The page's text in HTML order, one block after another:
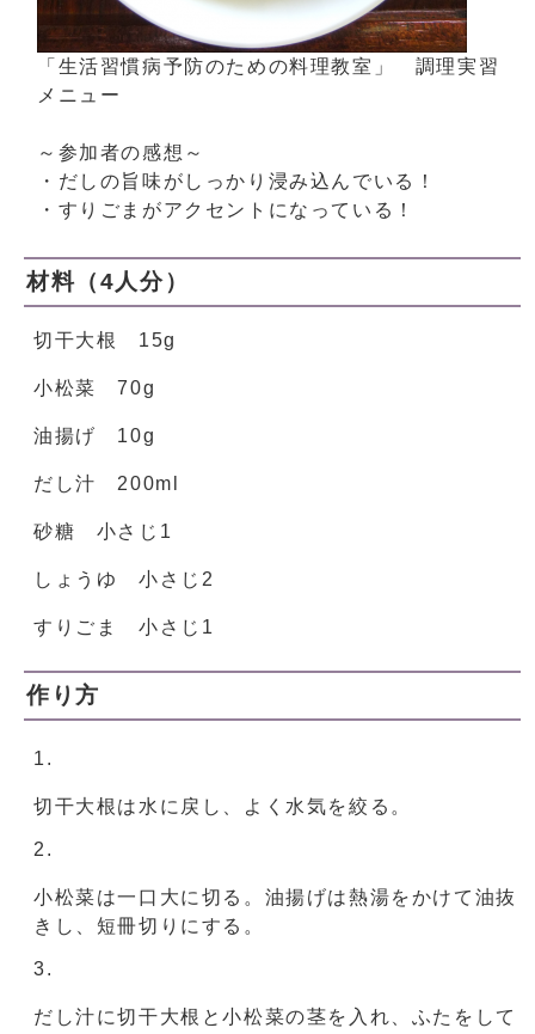
「生活習慣病予防のための料理教室」 調理実習
メニュー
～参加者の感想～
・だしの旨味がしっかり浸み込んでいる！
・すりごまがアクセントになっている！
材料（4人分）
切干大根 15g
小松菜 70g
油揚げ 10g
だし汁 200ml
砂糖 小さじ1
しょうゆ 小さじ2
すりごま 小さじ1
作り方
切干大根は水に戻し、よく水気を絞る。
小松菜は一口大に切る。油揚げは熱湯をかけて油抜
きし、短冊切りにする。
だし汁に切干大根と小松菜の茎を入れ、ふたをして